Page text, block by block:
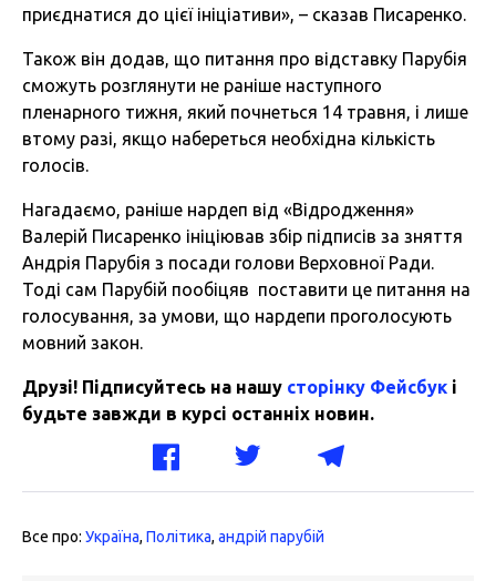
приєднатися до цієї ініціативи», – сказав Писаренко.
Також він додав, що питання про відставку Парубія
сможуть розглянути не раніше наступного
пленарного тижня, який почнеться 14 травня, і лише
втому разі, якщо набереться необхідна кількість
голосів.
Нагадаємо, раніше нардеп від «Відродження»
Валерій Писаренко ініціював збір підписів за зняття
Андрія Парубія з посади голови Верховної Ради.
Тоді сам Парубій пообіцяв поставити це питання на
голосування, за умови, що нардепи проголосують
мовний закон.
Друзі! Підписуйтесь на нашу сторінку Фейсбук і
будьте завжди в курсі останніх новин.
Все про: Україна, Політика, андрій парубій